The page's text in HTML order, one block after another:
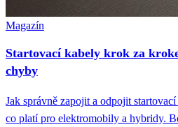
Magazín
Startovací kabely krok za
chyby
Jak správně zapojit a odpojit
co platí pro elektromobily a hybridy.